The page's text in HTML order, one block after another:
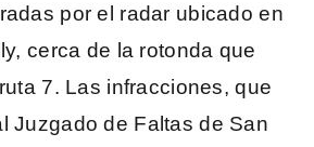
por el radar ubicado en
cerca de la rotonda que
7. Las infracciones, que
Juzgado de Faltas de San